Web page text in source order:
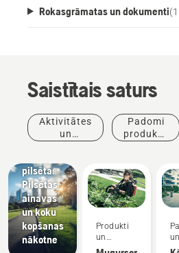
Rokasgrāmatas un dokumenti(1
Saistītais saturs
Aktivitātes
un
Padomi
produktu
un preses
relīzes
Husqvarna
pilsēta:
Pilsētas
ainavas
un koku
kopšanas
nākotne
Produkti
un
inovācijas